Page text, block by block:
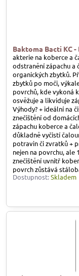
Baktoma Bacti KC
akterie na koberce a
odstranění zápachu a
organických zbytků.
zbytků po moči,
povrchů, kde vykoná
osvěžuje a likviduje
Výhody? + ideální na
znečištění od
zápachu koberce a
důkladně vyčistí
potravin či zvratků +
nejen na povrchu, ale
znečištění uvnitř
povrch zůstává
Dostupnost:Skladem